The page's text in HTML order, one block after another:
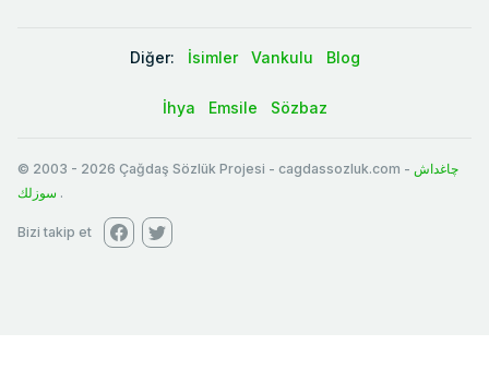
Diğer: İsimler Vankulu Blog
İhya Emsile Sözbaz
© 2003 - 2026 Çağdaş Sözlük Projesi - cagdassozluk.com - چاغداش
سوزلك .
Bizi takip et